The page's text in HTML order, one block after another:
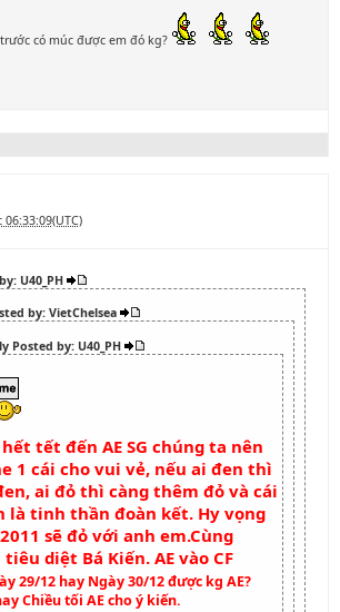
có múc được em đó kg?
U40_PH
by: VietChelsea
Posted by: U40_PH
tết đến AE SG chúng ta nên
1 cái cho vui vẻ, nếu ai đen thì
ai đỏ thì càng thêm đỏ và cái
là tinh thần đoàn kết. Hy vọng
sẽ đỏ với anh em.Cùng
diệt Bá Kiến. AE vào CF
29/12 hay Ngày 30/12 được kg AE?
Chiều tối AE cho ý kiến.